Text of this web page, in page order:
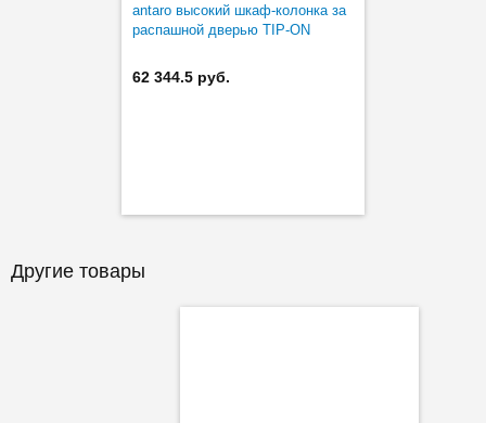
antaro высокий шкаф-колонка за
распашной дверью TIP-ON
62 344.5 руб.
Другие товары